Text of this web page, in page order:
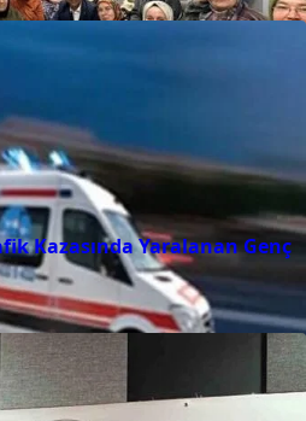
Kazasında Yaralanan Genç